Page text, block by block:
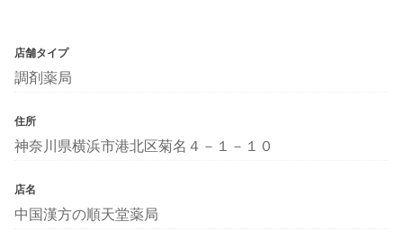
店舗タイプ
調剤薬局
住所
神奈川県横浜市港北区菊名４－１－１０
店名
中国漢方の順天堂薬局